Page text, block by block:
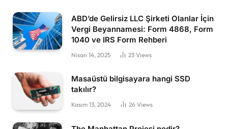
ABD’de Gelirsiz LLC Şirketi Olanlar İçin
Vergi Beyannamesi: Form 4868, Form
1040 ve IRS Form Rehberi
Nisan 14, 2025 23 Views
Masaüstü bilgisayara hangi SSD
takılır?
Kasım 13, 2024 26 Views